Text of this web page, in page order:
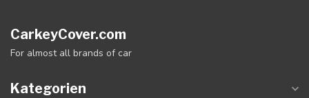
CarkeyCover.com
For almost all brands of car
Kategorien